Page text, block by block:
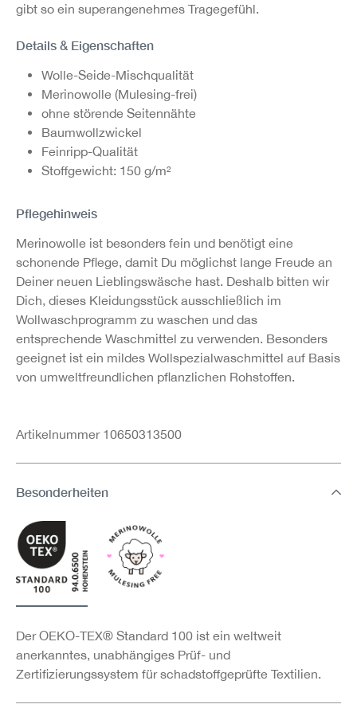
gibt so ein superangenehmes Tragegefühl.
Details & Eigenschaften
Wolle-Seide-Mischqualität
Merinowolle (Mulesing-frei)
ohne störende Seitennähte
Baumwollzwickel
Feinripp-Qualität
Stoffgewicht: 150 g/m²
Pflegehinweis
Merinowolle ist besonders fein und benötigt eine
schonende Pflege, damit Du möglichst lange Freude an
Deiner neuen Lieblingswäsche hast. Deshalb bitten wir
Dich, dieses Kleidungsstück ausschließlich im
Wollwaschprogramm zu waschen und das
entsprechende Waschmittel zu verwenden. Besonders
geeignet ist ein mildes Wollspezialwaschmittel auf Basis
von umweltfreundlichen pflanzlichen Rohstoffen.
Artikelnummer 10650313500
Besonderheiten
Der OEKO-TEX® Standard 100 ist ein weltweit
anerkanntes, unabhängiges Prüf- und
Zertifizierungssystem für schadstoffgeprüfte Textilien.